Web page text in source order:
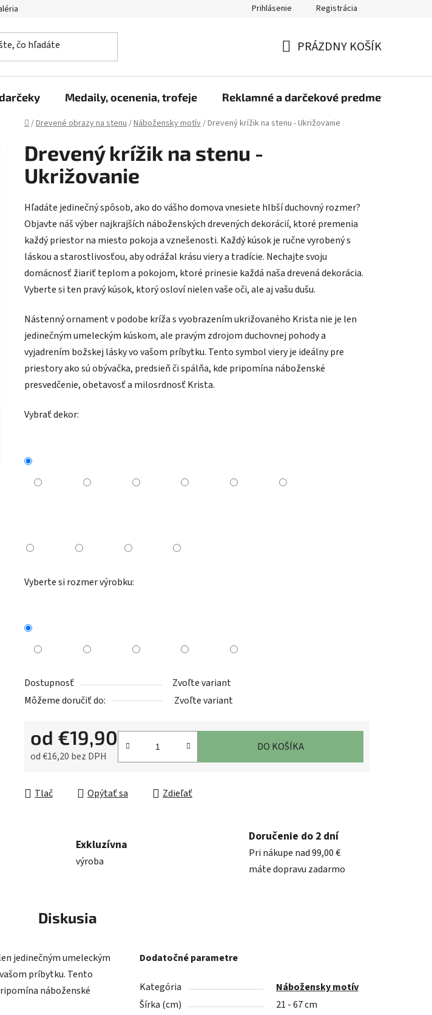
Formulár na odstúpenie od zmluvy O nás
Prihlásenie Registrácia
KOŠÍK
PRÁZDNY KOŠÍK
Medaily, ocenenia, trofeje Reklamné a darčekové predmety
Domov
/Drevené obrazy na stenu/Nábožensky motív/Drevený krížik na stenu - Ukrižovanie
Drevený krížik na stenu -
Ukrižovanie
Hľadáte jedinečný spôsob, ako do vášho domova vnesiete hlbší duchovný rozmer?
Objavte náš výber najkrajších náboženských drevených dekorácií, ktoré premenia
každý priestor na miesto pokoja a vznešenosti. Každý kúsok je ručne vyrobený s
láskou a starostlivosťou, aby odrážal krásu viery a tradície. Nechajte svoju
domácnosť žiariť teplom a pokojom, ktoré prinesie každá naša drevená dekorácia.
Vyberte si ten pravý kúsok, ktorý osloví nielen vaše oči, ale aj vašu dušu.
Nástenný ornament v podobe kríža s vyobrazením ukrižovaného Krista nie je len
jedinečným umeleckým kúskom, ale pravým zdrojom duchovnej pohody a
vyjadrením božskej lásky vo vašom príbytku. Tento symbol viery je ideálny pre
priestory ako sú obývačka, predsieň či spálňa, kde pripomína náboženské
presvedčenie, obetavosť a milosrdnosť Krista.
Vybrať dekor:
Vyberte si rozmer výrobku:
Dostupnosť
Zvoľte variant
Môžeme doručiť do:
Zvoľte variant
od €19,90
od€16,20 bez DPH
DO KOŠÍKA
Tlač Opýtať sa Zdieľať
Exkluzívna
výroba
Doručenie do 2 dní
Pri nákupe nad 99,00 €
máte dopravu zadarmo
Diskusia
jedinečným umeleckým
príbytku. Tento
náboženské
Dodatočné parametre
Kategória
Nábožensky motív
Šírka (cm)
21 - 67 cm